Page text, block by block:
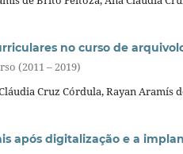
no curso de
(2011 – 2019)
Cruz Córdula, Rayan Aramís
após digitalização e a